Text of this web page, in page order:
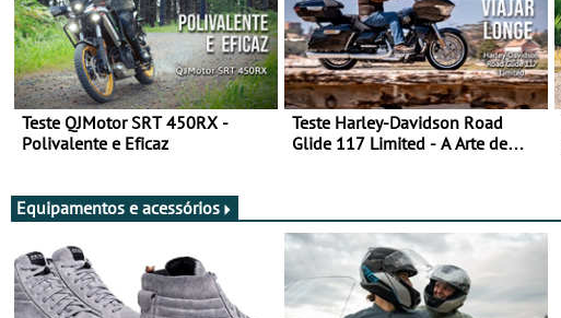
Teste QJMotor SRT 450RX -
Polivalente e Eficaz
Teste Harley-Davidson Road
Glide 117 Limited - A Arte de
Equipamentos e acessórios